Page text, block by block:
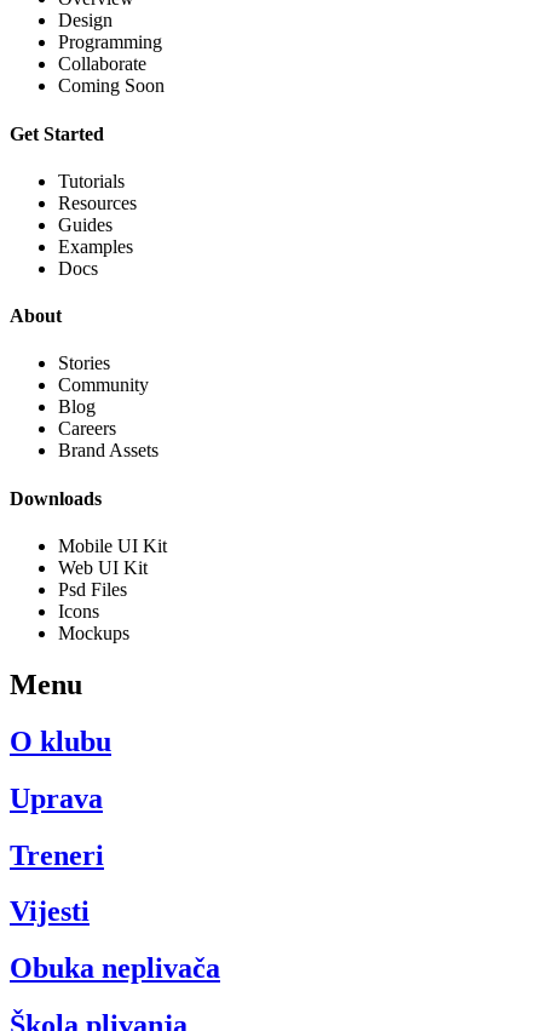
Design
Programming
Collaborate
Coming Soon
Get Started
Tutorials
Resources
Guides
Examples
Docs
About
Stories
Community
Blog
Careers
Brand Assets
Downloads
Mobile UI Kit
Web UI Kit
Psd Files
Icons
Mockups
Menu
O klubu
Uprava
Treneri
Vijesti
Obuka neplivača